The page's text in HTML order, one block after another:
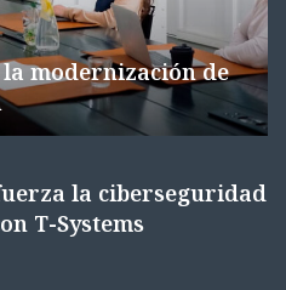
modernización de
la ciberseguridad
T-Systems